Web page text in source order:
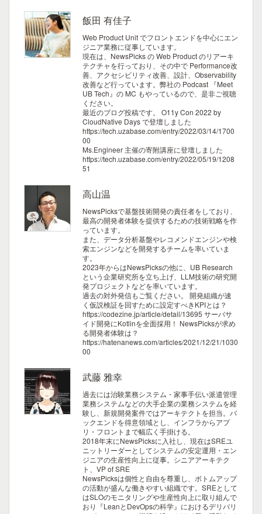
飯田 有佳子
Web Product Unit でフロントエンドを中心にエン
ジニア業務に従事しています。
現在は、NewsPicks の Web Product のリアーキ
テクチャを行っており、その中で Performance改
善、アクセシビリティ改善、設計、Observability
改善など行っています。弊社の Podcast 『Meet
UB Tech』の MC もやっているので、是非ご視聴
ください。
最近のブログ投稿です。
O11y Con 2022 by
CloudNative Days で登壇しました
https://tech.uzabase.com/entry/2022/03/14/1700
00
Ms.Engineer 主催の寄附講座に登壇しました
https://tech.uzabase.com/entry/2022/05/19/1208
51
高山温
NewsPicksで基盤技術開発の責任者をしており、
最高の開発者体験を提供するための技術戦略を作
っています。
また、データ分析基盤やレコメンドエンジンや検
索エンジンなどを開発するチームを率いていま
す。
2023年からはNewsPicksの他に、UB Research
という企業研究所を立ち上げ、LLM技術の研究開
発プロジェクトなどを率いています。
過去の対外発信もご覧ください。
開発組織が速
く仮説検証を回すために設定すべきKPIとは？
https://codezine.jp/article/detail/13695 サーバサ
イド開発にKotlinを全面採用！ NewsPicksが求め
る開発者体験は？
https://hatenanews.com/articles/2021/12/21/1030
00
武藤 雅幸
過去には治験業務システム・家事手伝い派遣管理
業務システムなどの大手企業の業務システムを経
験し、新規開発案件ではアーキテクトを担当。バ
ックエンドを得意領域とし、インフラからアプ
リ・フロントまで幅広く手掛ける。
2018年末にNewsPicksに入社し、現在はSREユ
ニットリーダーとしてシステムの安定運用・エン
ジニアの生産性向上に従事。シニアアーキテク
ト、VP of SRE
NewsPicksは個性と自由を尊重し、ボトムアップ
の活動が盛んな働きやすい組織です。SREとして
はSLOのモニタリングや生産性向上に取り組んで
おり『LeanとDevOpsの科学』におけるデリバリ